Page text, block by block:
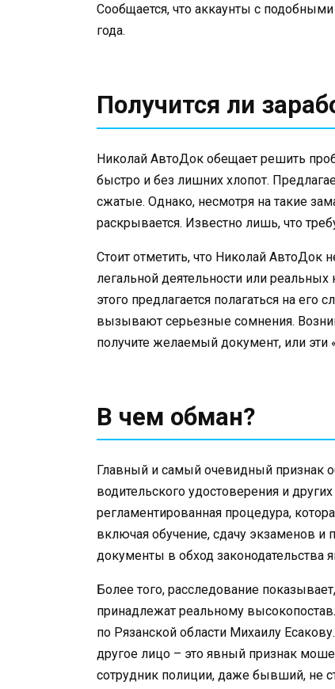
Сообщается, что аккаунты с
года.
Получится ли
Николай АвтоДок обещает решить
быстро и без лишних хлопот.
сжатые. Однако, несмотря на такие
раскрывается. Известно лишь, что
Стоит отметить, что Николай АвтоДок
легальной деятельности или
этого предлагается полагаться на его
вызывают серьезные сомнения.
получите желаемый документ, или
В чем обман?
Главный и самый очевидный признак
водительского удостоверения и
регламентированная процедура,
включая обучение, сдачу экзаменов
документы в обход законодательства
Более того, расследование
принадлежат реальному
по Рязанской области Михаилу
другое лицо – это явный признак
сотрудник полиции, даже бывший, не